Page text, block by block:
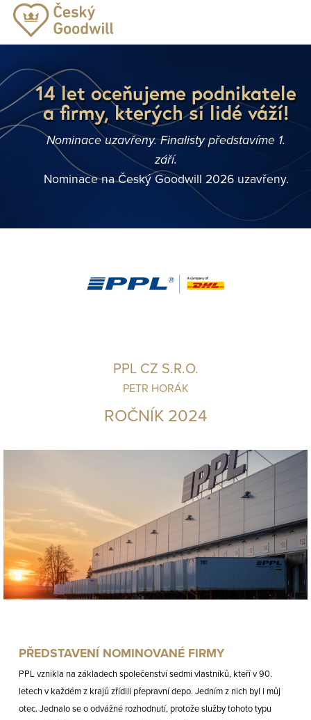
14 let oceňujeme podnikatele
a firmy, kterých si lidé váží!
Nominace uzavřeny. Finalisty představíme 1.
září.
Nominace na Český Goodwill 2026 uzavřeny.
PPL CZ S.R.O.
PETR HORÁK
ROČNÍK 2024
PŘEDSTAVENÍ NOMINOVANÉ FIRMY
PPL vznikla na základech společenství sedmi vlastníků, kteří v 90.
letech v každém z krajů zřídili přepravní depo. Jedním z nich byl i můj
otec. Jednalo se o odvážné rozhodnutí, protože služby tohoto typu